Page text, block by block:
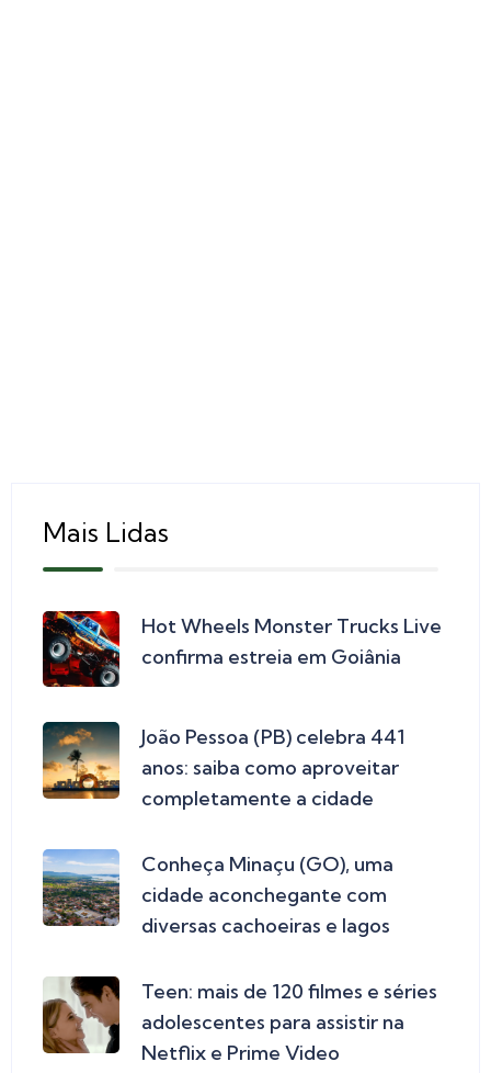
Mais Lidas
Hot Wheels Monster Trucks Live
confirma estreia em Goiânia
João Pessoa (PB) celebra 441
anos: saiba como aproveitar
completamente a cidade
Conheça Minaçu (GO), uma
cidade aconchegante com
diversas cachoeiras e lagos
Teen: mais de 120 filmes e séries
adolescentes para assistir na
Netflix e Prime Video